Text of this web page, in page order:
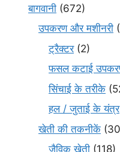
बागवानी (672)
उपकरण और मशीनरी
ट्रैक्टर(2)
फसल कटाई
सिंचाई के तरीके
हल / जुताई के यंत्र
खेती की तकनीकें
जैविक खेती (118)